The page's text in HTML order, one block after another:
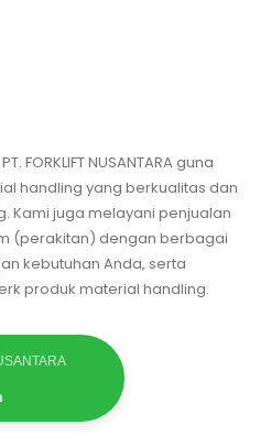
FORKLIFT NUSANTARA guna
handling yang berkualitas dan
Kami juga melayani penjualan
(perakitan) dengan berbagai
kebutuhan Anda, serta
produk material handling.